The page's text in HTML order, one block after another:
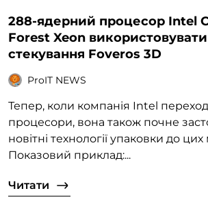
288-ядерний процесор Intel
Forest Xeon
стекування Foveros 3D
ProIT NEWS
Тепер, коли компанія Intel
процесори, вона також почне
новітні технології упаковки до
Показовий приклад:...
Читати